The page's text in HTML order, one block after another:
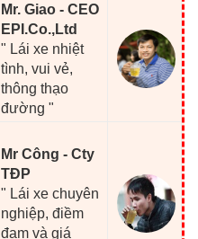
Mr. Giao - CEO
EPI.Co.,Ltd
" Lái xe nhiệt
tình, vui vẻ,
thông thạo
đường "
Mr Công - Cty
TĐP
" Lái xe chuyên
nghiệp, điềm
đạm và giá